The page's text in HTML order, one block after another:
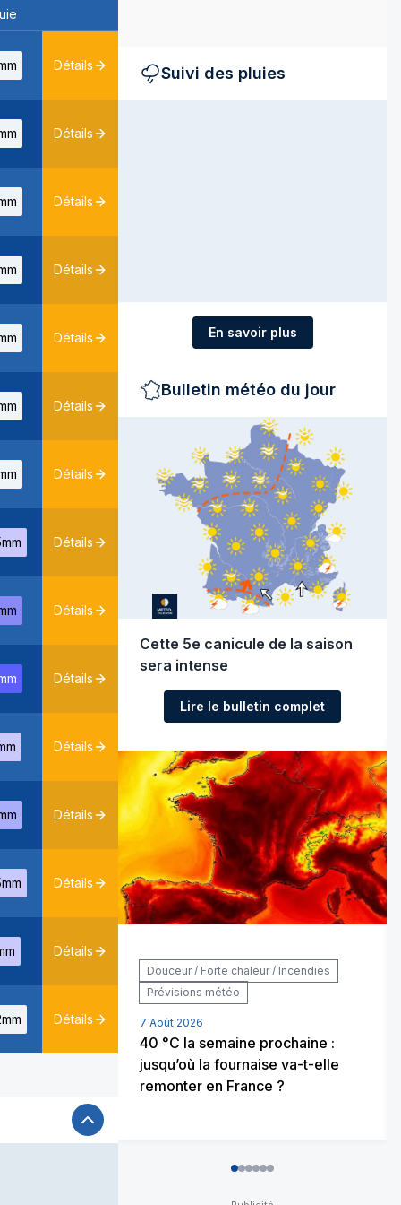
Détails
Détails
Détails
Détails
Détails
Détails
Détails
Détails
Détails
Détails
Détails
Détails
Détails
Détails
Détails
Suivi des pluies
En savoir plus
Bulletin météo du jour
Cette 5e canicule de la saison
sera intense
Lire le bulletin complet
Douceur / Forte chaleur / Incendies
Prévisions météo
7 Août 2026
40 °C la semaine prochaine :
jusqu’où la fournaise va-t-elle
remonter en France ?